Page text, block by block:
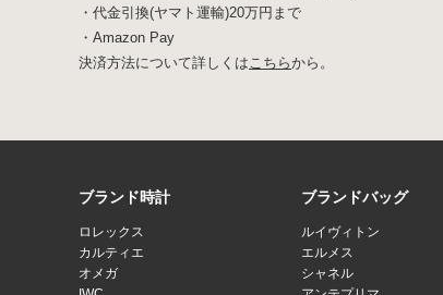
・代金引換(ヤマト運輸)20万円まで
・Amazon Pay
決済方法について詳しくはこちらから。
ブランド時計
ロレックス
カルティエ
オメガ
ブランドバッグ
ルイヴィトン
エルメス
シャネル